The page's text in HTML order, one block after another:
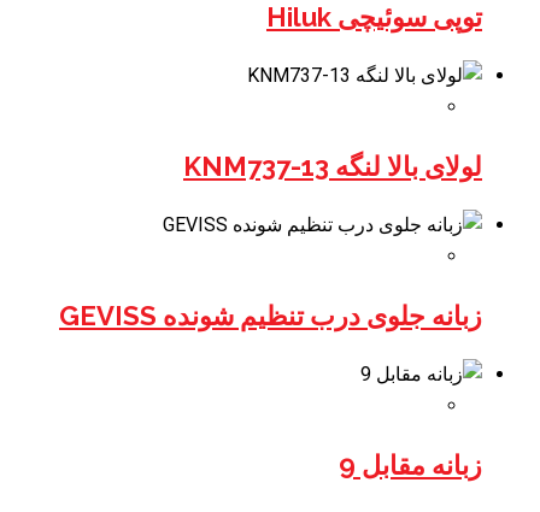
توپی سوئیچی Hiluk
لولای بالا لنگه KNM737-13
زبانه جلوی درب تنظیم شونده GEVISS
زبانه مقابل 9